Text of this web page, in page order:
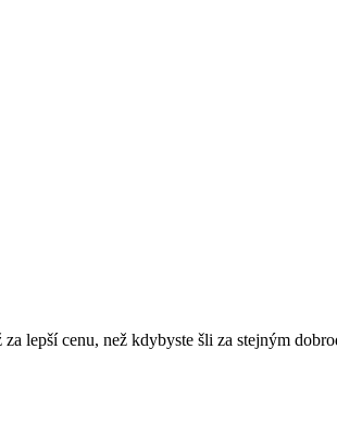
lepší cenu, než kdybyste šli za stejným